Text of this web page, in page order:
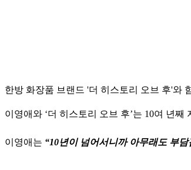
한방 화장품 브랜드 '더 히스토리 오브 후'와
이영애와 ‘더 히스토리 오브 후’는 10여 년
이영애는 “10년이 넘어서니까 아무래도 부